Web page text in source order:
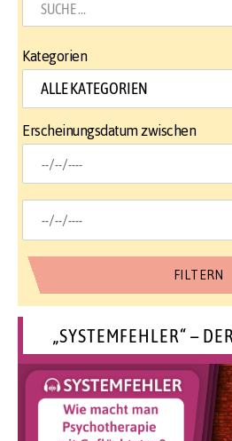
Kategorien
Erscheinungsdatum zwischen
„SYSTEMFEHLER“ –